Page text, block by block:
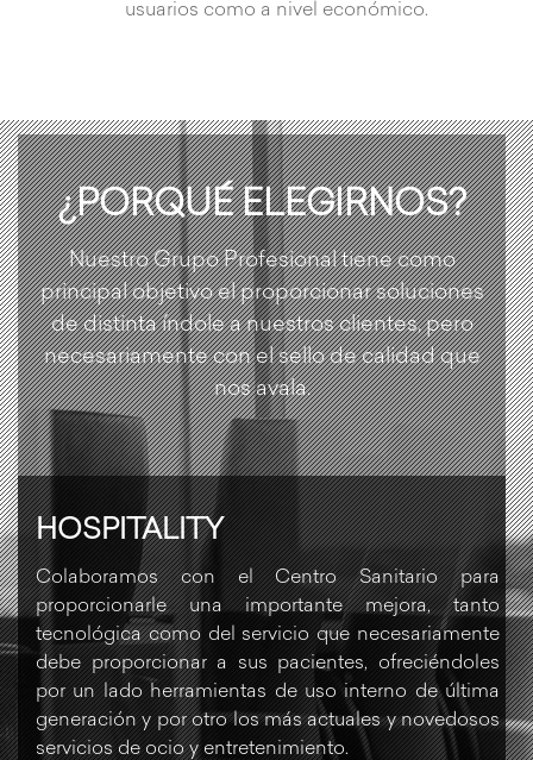
usuarios como a nivel económico.
¿PORQUÉ ELEGIRNOS?
Nuestro Grupo Profesional tiene como
principal objetivo el proporcionar soluciones
de distinta índole a nuestros clientes, pero
necesariamente con el sello de calidad que
nos avala.
HOSPITALITY
Colaboramos con el Centro Sanitario para
proporcionarle una importante mejora, tanto
tecnológica como del servicio que necesariamente
debe proporcionar a sus pacientes, ofreciéndoles
por un lado herramientas de uso interno de última
generación y por otro los más actuales y novedosos
servicios de ocio y entretenimiento.